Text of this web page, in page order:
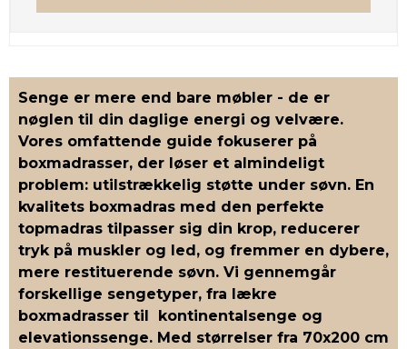
Senge er mere end bare møbler - de er
nøglen til din daglige energi og velvære.
Vores omfattende guide fokuserer på
boxmadrasser, der løser et almindeligt
problem: utilstrækkelig støtte under søvn. En
kvalitets boxmadras med den perfekte
topmadras tilpasser sig din krop, reducerer
tryk på muskler og led, og fremmer en dybere,
mere restituerende søvn. Vi gennemgår
forskellige sengetyper, fra lækre
boxmadrasser til kontinentalsenge og
elevationssenge. Med størrelser fra 70x200 cm